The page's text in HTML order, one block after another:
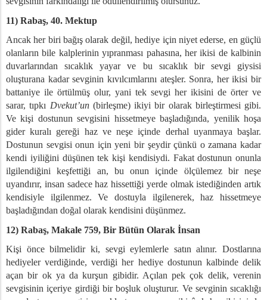
11) Rabaş, 40. Mektup
Ancak her biri bağış olarak değil, hediye için niyet ederse, en güçlü
olanların bile kalplerinin yıpranması pahasına, her ikisi de kalbinin
duvarlarından sıcaklık yayar ve bu sıcaklık bir sevgi giysisi
oluşturana kadar sevginin kıvılcımlarını ateşler. Sonra, her ikisi bir
battaniye ile örtülmüş olur, yani tek sevgi her ikisini de örter ve
sarar, tıpkı Dvekut’un (birleşme) ikiyi bir olarak birleştirmesi gibi.
Ve kişi dostunun sevgisini hissetmeye başladığında, yenilik hoşa
gider kuralı gereği haz ve neşe içinde derhal uyanmaya başlar.
Dostunun sevgisi onun için yeni bir şeydir çünkü o zamana kadar
kendi iyiliğini düşünen tek kişi kendisiydi. Fakat dostunun onunla
ilgilendiğini keşfettiği an, bu onun içinde ölçülemez bir neşe
uyandırır, insan sadece haz hissettiği yerde olmak istediğinden artık
kendisiyle ilgilenmez. Ve dostuyla ilgilenerek, haz hissetmeye
başladığından doğal olarak kendisini düşünmez.
12) Rabaş, Makale 759, Bir Bütün Olarak İnsan
Kişi önce bilmelidir ki, sevgi eylemlerle satın alınır. Dostlarına
hediyeler verdiğinde, verdiği her hediye dostunun kalbinde delik
açan bir ok ya da kurşun gibidir. Açılan pek çok delik, verenin
sevgisinin içeriye girdiği bir boşluk oluşturur. Ve sevginin sıcaklığı